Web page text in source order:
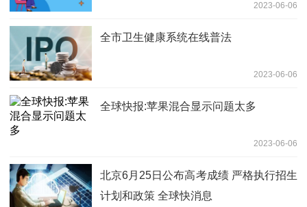
2023-06-06
全市卫生健康系统在线普法
2023-06-06
全球快报:苹果混合显示问题太多
2023-06-06
北京6月25日公布高考成绩 严格执行招生
计划和政策 全球快消息